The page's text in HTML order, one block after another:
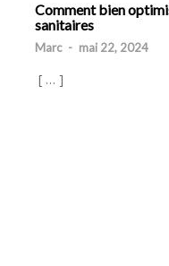
Comment bien
sanitaires
Marc - mai 22, 2024
[ … ]